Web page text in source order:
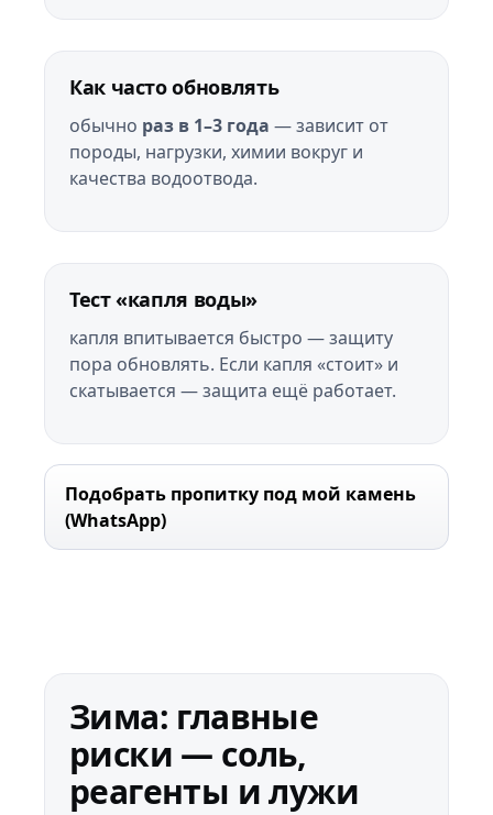
Как часто обновлять
обычно раз в 1–3 года — зависит от
породы, нагрузки, химии вокруг и
качества водоотвода.
Тест «капля воды»
капля впитывается быстро — защиту
пора обновлять. Если капля «стоит» и
скатывается — защита ещё работает.
Подобрать пропитку под мой камень
(WhatsApp)
Зима: главные
риски — соль,
реагенты и лужи